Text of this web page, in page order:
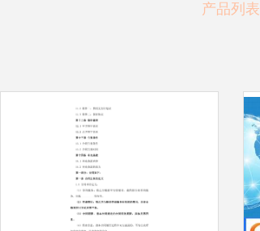
产品列表